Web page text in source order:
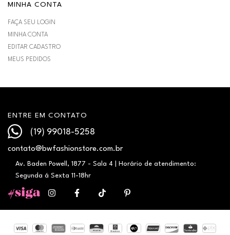
MINHA CONTA
FAÇA SEU LOGIN
MINHA CONTA
EDITAR CADASTRO
MEUS PEDIDOS
ENTRE EM CONTATO
(19) 99018-5258
contato@bwfashionstore.com.br
Av. Baden Powell, 1877 - Sala 4 | Horário de atendimento:
Segunda á Sexta 11-18hr